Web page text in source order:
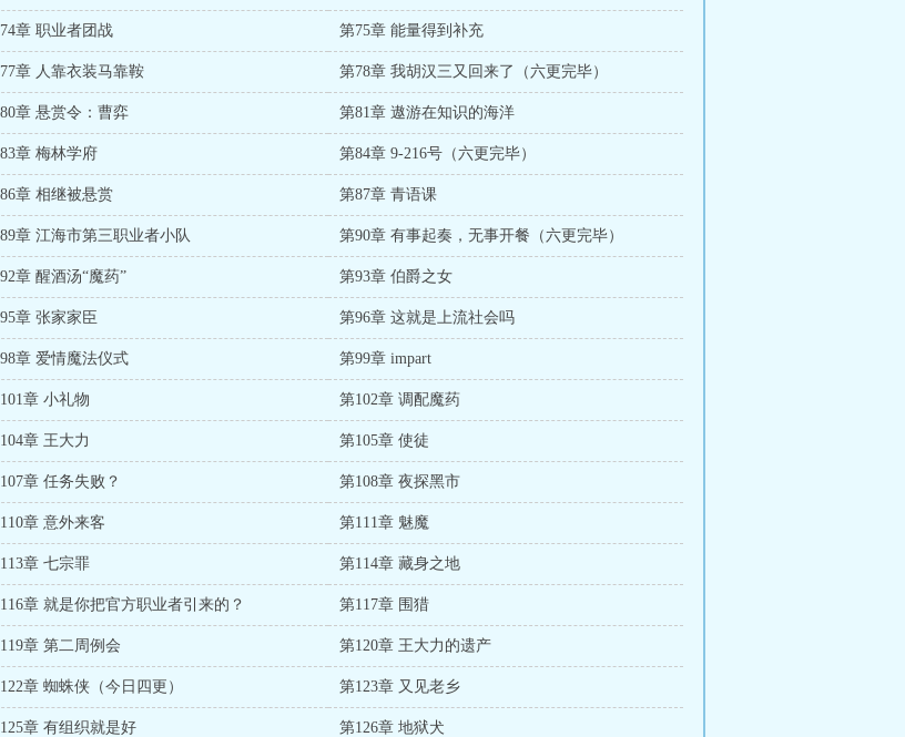
章 职业者团战 第75章 能量得到补充
章 人靠衣装马靠鞍 第78章 我胡汉三又回来了（六更完毕）
章 悬赏令：曹弈 第81章 遨游在知识的海洋
章 梅林学府 第84章 9-216号（六更完毕）
章 相继被悬赏 第87章 青语课
章 江海市第三职业者小队 第90章 有事起奏，无事开餐（六更完毕）
章 醒酒汤“魔药” 第93章 伯爵之女
章 张家家臣 第96章 这就是上流社会吗
章 爱情魔法仪式 第99章 impart
章 小礼物 第102章 调配魔药
章 王大力 第105章 使徒
章 任务失败？ 第108章 夜探黑市
章 意外来客 第111章 魅魔
章 七宗罪 第114章 藏身之地
章 就是你把官方职业者引来的？ 第117章 围猎
章 第二周例会 第120章 王大力的遗产
章 蜘蛛侠（今日四更） 第123章 又见老乡
章 有组织就是好 第126章 地狱犬